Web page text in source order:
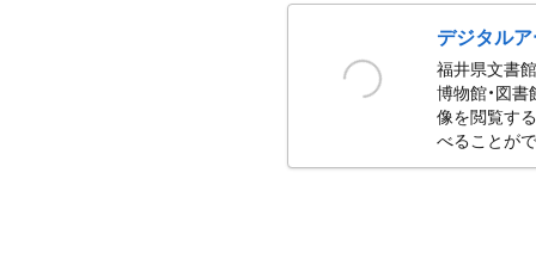
デジタル
福井県文書
博物館・図書
像を閲覧す
べることがで